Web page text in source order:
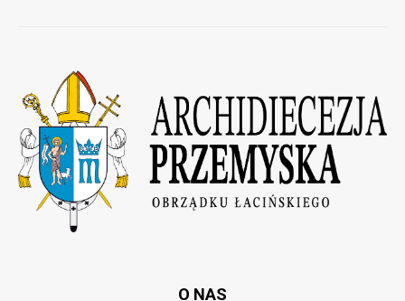
O NAS